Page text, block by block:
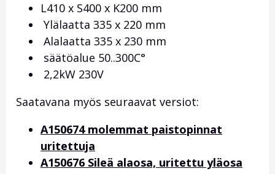
L410 x S400 x K200 mm
Ylälaatta 335 x 220 mm
Alalaatta 335 x 230 mm
säätöalue 50..300C°
2,2kW 230V
Saatavana myös seuraavat versiot:
A150674 molemmat paistopinnat
uritettuja
A150676 Sileä alaosa, uritettu yläosa